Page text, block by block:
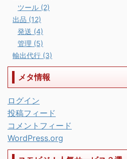
ツール (2)
出品 (12)
発送 (4)
管理 (5)
輸出代行 (3)
メタ情報
ログイン
投稿フィード
コメントフィード
WordPress.org